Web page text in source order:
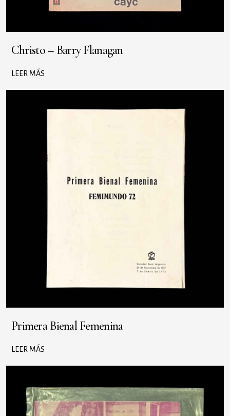
Christo – Barry Flanagan
LEER MÁS
Primera Bienal Femenina
LEER MÁS